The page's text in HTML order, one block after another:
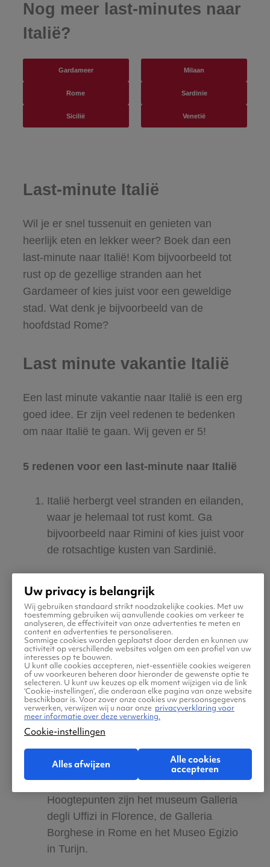
Nog meer last-minutes naar
Italië?
Gardameer Milaan
Rome Sardinïe
Sicilië Venetië
Last-minute Italië
Wil je er snel tussenuit en genieten van
heerlijk eten en lekker weer? Boek dan een
last-minute naar Italië! Kom bijvoorbeeld tot
rust op de gezellige stranden aan het
Gardameer of kies juist voor een geweldige
stad. Wat denk je bijvoorbeeld van de
hoofdstad Rome?
Last minute vakantie Italië
Een last minute vakantie naar Italië is een erg
goed idee. Er zijn veel redenen te bedenken
om naar Italië te gaan. Wij geven er 5!
5 redenen voor een last-minute naar Italië
Italië herbergt veel stranden en eilanden,
waar je helemaal tot rust komt. Ga
bijvoorbeeld naar Rimini of kies juist voor
de rotsachtige kusten van Sardinië.
In Italië kun je fantastisch eten. Bestel
een traditionele pizza in Napels, proef
spaghetti cacio e pepe in Rome of geniet
van cicchetti bij de borrel in Venetië.
Liefhebbers van steden hebben een
ruime keuze in Italië. Ontspan op een
terras in Florence of ga juist naar de
minder bekende steden Padua en
Perugia.
Je ontdekt tijdens je last minute in Italië
prachtige kunstwerken in diverse musea.
Hoogtepunten zijn het museum Galleria
degli Uffizi in Florence, de Galleria
Borghese in Rome en het Museo Egizio
in Turijn.
Uw privacy is belangrijk
Wij gebruiken standaard strikt noodzakelijke cookies. Met uw
toestemming gebruiken wij aanvullende cookies om verkeer te
analyseren, de effectiviteit van onze advertenties te meten en
content en advertenties te personaliseren.
Sommige cookies worden geplaatst door derden en kunnen uw
activiteit op verschillende websites volgen om een profiel van uw
interesses op te bouwen.
U kunt alle cookies accepteren, niet-essentiële cookies weigeren
of uw voorkeuren beheren door hieronder de gewenste optie te
selecteren. U kunt uw keuzes op elk moment wijzigen via de link
‘Cookie-instellingen’, die onderaan elke pagina van onze website
beschikbaar is. Voor zover onze cookies uw persoonsgegevens
verwerken, verwijzen wij u naar onze privacyverklaring voor
meer informatie over deze verwerking.
Cookie-instellingen
Alles afwijzen
Alle cookies
accepteren